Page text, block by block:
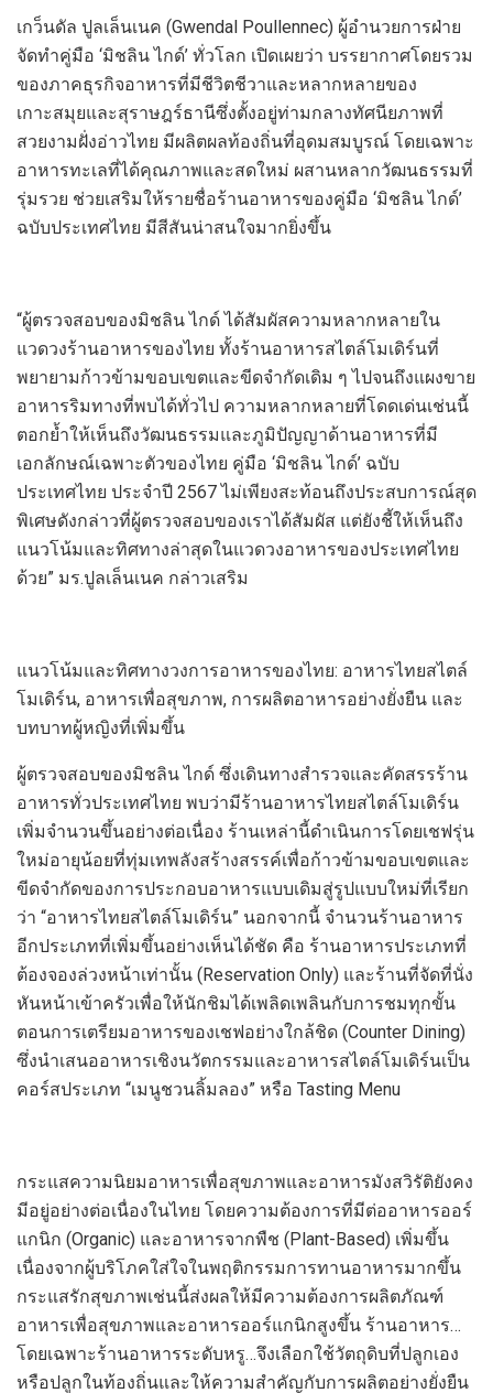
เกว็นดัล ปูลเล็นเนค (Gwendal Poullennec) ผู้อำนวยการฝ่าย
จัดทำคู่มือ ‘มิชลิน ไกด์’ ทั่วโลก เปิดเผยว่า บรรยากาศโดยรวม
ของภาคธุรกิจอาหารที่มีชีวิตชีวาและหลากหลายของ
เกาะสมุยและสุราษฎร์ธานีซึ่งตั้งอยู่ท่ามกลางทัศนียภาพที่
สวยงามฝั่งอ่าวไทย มีผลิตผลท้องถิ่นที่อุดมสมบูรณ์ โดยเฉพาะ
อาหารทะเลที่ได้คุณภาพและสดใหม่ ผสานหลากวัฒนธรรมที่
รุ่มรวย ช่วยเสริมให้รายชื่อร้านอาหารของคู่มือ ‘มิชลิน ไกด์’
ฉบับประเทศไทย มีสีสันน่าสนใจมากยิ่งขึ้น
“ผู้ตรวจสอบของมิชลิน ไกด์ได้สัมผัสความหลากหลายใน
แวดวงร้านอาหารของไทย ทั้งร้านอาหารสไตล์โมเดิร์นที่
พยายามก้าวข้ามขอบเขตและขีดจำกัดเดิม ๆ ไปจนถึงแผงขาย
อาหารริมทางที่พบได้ทั่วไป ความหลากหลายที่โดดเด่นเช่นนี้
ตอกย้ำให้เห็นถึงวัฒนธรรมและภูมิปัญญาด้านอาหารที่มี
เอกลักษณ์เฉพาะตัวของไทย คู่มือ ‘มิชลิน ไกด์’ ฉบับ
ประเทศไทย ประจำปี 2567ไม่เพียงสะท้อนถึงประสบการณ์สุด
พิเศษดังกล่าวที่ผู้ตรวจสอบของเราได้สัมผัส แต่ยังชี้ให้เห็นถึง
แนวโน้มและทิศทางล่าสุดในแวดวงอาหารของประเทศไทย
ด้วย” มร.ปูลเล็นเนค กล่าวเสริม
แนวโน้มและทิศทางวงการอาหารของไทย: อาหารไทยสไตล์
โมเดิร์น, อาหารเพื่อสุขภาพ, การผลิตอาหารอย่างยั่งยืน และ
บทบาทผู้หญิงที่เพิ่มขึ้น
ผู้ตรวจสอบของมิชลิน ไกด์ ซึ่งเดินทางสำรวจและคัดสรรร้าน
อาหารทั่วประเทศไทย พบว่ามีร้านอาหารไทยสไตล์โมเดิร์น
เพิ่มจำนวนขึ้นอย่างต่อเนื่อง ร้านเหล่านี้ดำเนินการโดยเชฟรุ่น
ใหม่อายุน้อยที่ทุ่มเทพลังสร้างสรรค์เพื่อก้าวข้ามขอบเขตและ
ขีดจำกัดของการประกอบอาหารแบบเดิมสู่รูปแบบใหม่ที่เรียก
ว่า “อาหารไทยสไตล์โมเดิร์น” นอกจากนี้ จำนวนร้านอาหาร
อีกประเภทที่เพิ่มขึ้นอย่างเห็นได้ชัด คือ ร้านอาหารประเภทที่
ต้องจองล่วงหน้าเท่านั้น (Reservation Only) และร้านที่จัดที่นั่ง
หันหน้าเข้าครัวเพื่อให้นักชิมได้เพลิดเพลินกับการชมทุกขั้น
ตอนการเตรียมอาหารของเชฟอย่างใกล้ชิด (Counter Dining)
ซึ่งนำเสนออาหารเชิงนวัตกรรมและอาหารสไตล์โมเดิร์นเป็น
คอร์สประเภท “เมนูชวนลิ้มลอง” หรือ Tasting Menu
กระแสความนิยมอาหารเพื่อสุขภาพและอาหารมังสวิรัติยังคง
มีอยู่อย่างต่อเนื่องในไทย โดยความต้องการที่มีต่ออาหารออร์
แกนิก (Organic) และอาหารจากพืช (Plant-Based) เพิ่มขึ้น
เนื่องจากผู้บริโภคใส่ใจในพฤติกรรมการทานอาหารมากขึ้น
กระแสรักสุขภาพเช่นนี้ส่งผลให้มีความต้องการผลิตภัณฑ์
อาหารเพื่อสุขภาพและอาหารออร์แกนิกสูงขึ้น ร้านอาหาร…
โดยเฉพาะร้านอาหารระดับหรู…จึงเลือกใช้วัตถุดิบที่ปลูกเอง
หรือปลูกในท้องถิ่นและให้ความสำคัญกับการผลิตอย่างยั่งยืน